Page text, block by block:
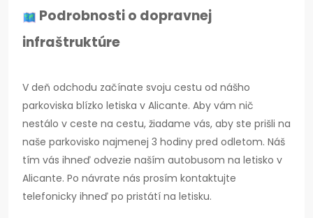
Podrobnosti o dopravnej
infraštruktúre
V deň odchodu začínate svoju cestu od nášho
parkoviska blízko letiska v Alicante. Aby vám nič
nestálo v ceste na cestu, žiadame vás, aby ste prišli na
naše parkovisko najmenej 3 hodiny pred odletom. Náš
tím vás ihneď odvezie naším autobusom na letisko v
Alicante. Po návrate nás prosím kontaktujte
telefonicky ihneď po pristátí na letisku.